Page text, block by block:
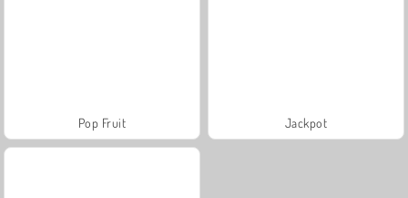
Pop Fruit Jackpot